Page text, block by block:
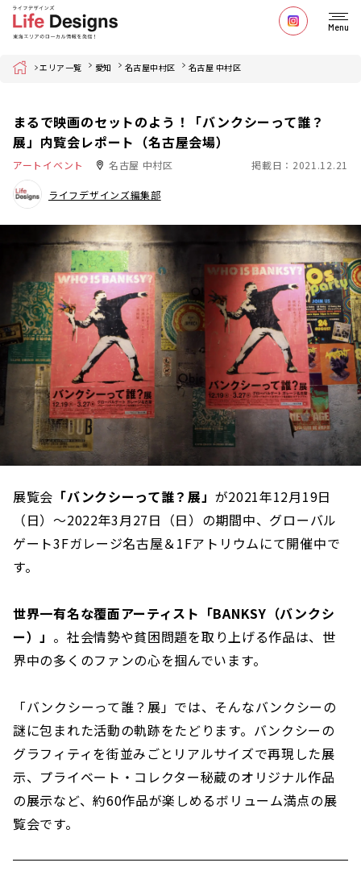
Menu
Home エリア一覧 愛知 名古屋中村区 名古屋 中村区
まるで映画のセットのよう！「バンクシーって誰？
展」内覧会レポート（名古屋会場）
アートイベント 名古屋 中村区 掲載日：2021.12.21
ライフデザインズ編集部
展覧会 「バンクシーって誰？展」 が2021年12月19日
（日）〜2022年3月27日（日）の期間中、グローバル
ゲート3Fガレージ名古屋＆1Fアトリウムにて開催中で
す。
世界一有名な覆面アーティスト「BANKSY（バンクシ
ー）」 。社会情勢や貧困問題を取り上げる作品は、世
界中の多くのファンの心を掴んでいます。
「バンクシーって誰？展」では、そんなバンクシーの
謎に包まれた活動の軌跡をたどります。バンクシーの
グラフィティを街並みごとリアルサイズで再現した展
示、プライベート・コレクター秘蔵のオリジナル作品
の展示など、約60作品が楽しめるボリューム満点の展
覧会です。